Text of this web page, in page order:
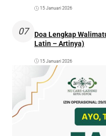
15 Januari 2026
07
Doa Lengkap
Latin – Artinya)
15 Januari 2026